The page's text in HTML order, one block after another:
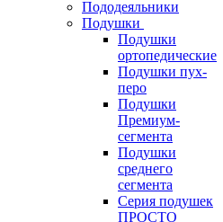
Пододеяльники
Подушки
Подушки
ортопедические
Подушки пух-
перо
Подушки
Премиум-
сегмента
Подушки
среднего
сегмента
Серия подушек
ПРОСТО